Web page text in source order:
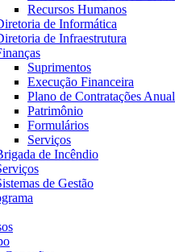
Recursos Humanos
de Informática
de Infraestrutura
Suprimentos
Execução Financeira
Plano de Contratações Anual
Patrimônio
Formulários
Serviços
de Incêndio
de Gestão